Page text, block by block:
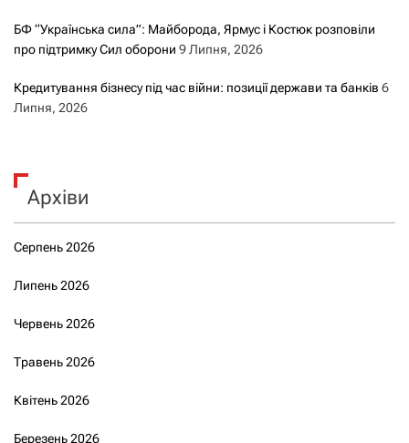
БФ “Українська сила”: Майборода, Ярмус і Костюк розповіли
про підтримку Сил оборони 9 Липня, 2026
Кредитування бізнесу під час війни: позиції держави та банків 6
Липня, 2026
Архіви
Серпень 2026
Липень 2026
Червень 2026
Травень 2026
Квітень 2026
Березень 2026